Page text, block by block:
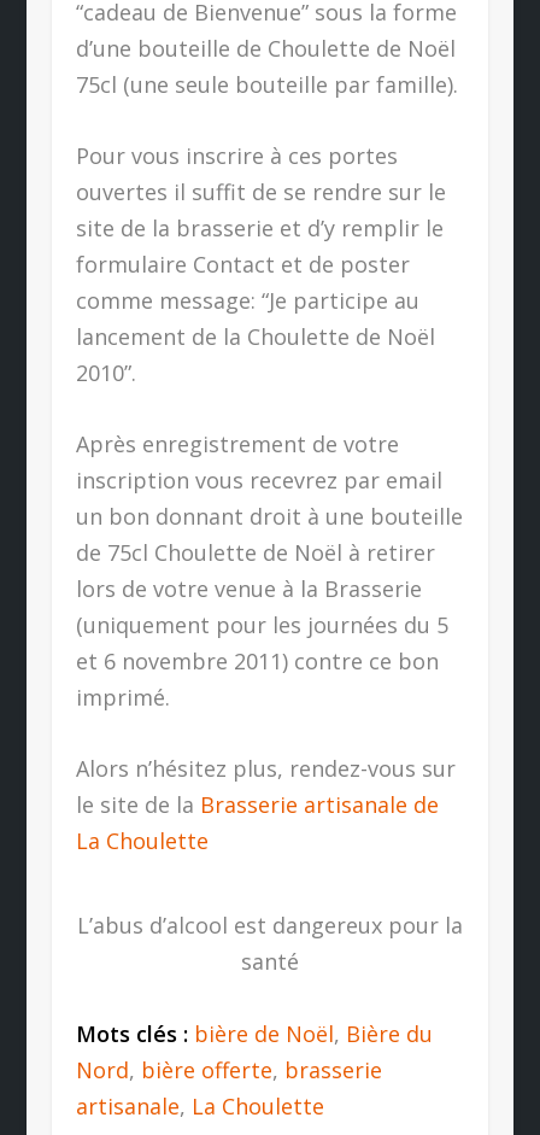
“cadeau de Bienvenue” sous la forme
d’une bouteille de Choulette de Noël
75cl (une seule bouteille par famille).
Pour vous inscrire à ces portes
ouvertes il suffit de se rendre sur le
site de la brasserie et d’y remplir le
formulaire Contact et de poster
comme message: “Je participe au
lancement de la Choulette de Noël
2010”.
Après enregistrement de votre
inscription vous recevrez par email
un bon donnant droit à une bouteille
de 75cl Choulette de Noël à retirer
lors de votre venue à la Brasserie
(uniquement pour les journées du 5
et 6 novembre 2011) contre ce bon
imprimé.
Alors n’hésitez plus, rendez-vous sur
le site de la Brasserie artisanale de
La Choulette
L’abus d’alcool est dangereux pour la
santé
Mots clés : bière de Noël, Bière du
Nord, bière offerte, brasserie
artisanale, La Choulette